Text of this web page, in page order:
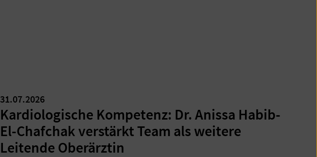
31.07.2026
Kardiologische Kompetenz: Dr. Anissa Habib-
El-Chafchak verstärkt Team als weitere
Leitende Oberärztin